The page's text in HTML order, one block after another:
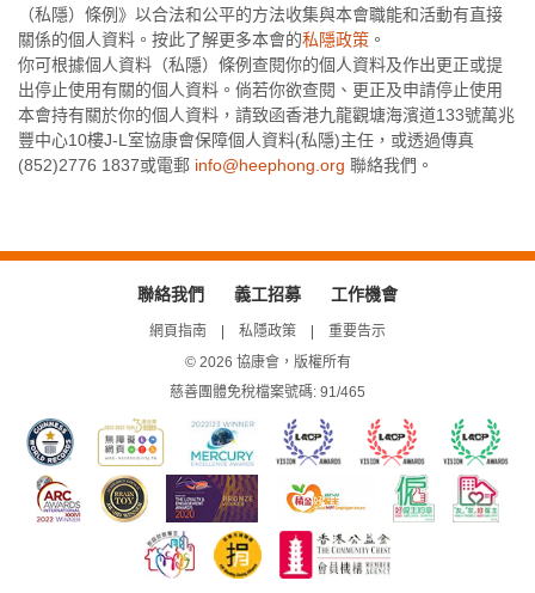
（私隱）條例》以合法和公平的方法收集與本會職能和活動有直接
關係的個人資料。按此了解更多本會的私隱政策 。
你可根據個人資料（私隱）條例查閱你的個人資料及作出更正或提
出停止使用有關的個人資料。倘若你欲查閱、更正及申請停止使用
本會持有關於你的個人資料，請致函香港九龍觀塘海濱道133號萬兆
豐中心10樓J-L室協康會保障個人資料(私隱)主任，或透過傳真
(852)2776 1837或電郵 info@heephong.org 聯絡我們。
聯絡我們 義工招募 工作機會
網頁指南 私隱政策
重要告示
© 2026 協康會，版權所有
慈善團體免稅檔案號碼: 91/465